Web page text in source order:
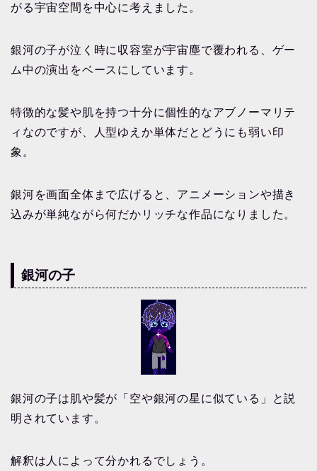
がる宇宙空間を中心に考えました。
銀河の子が泣く時に収容室が宇宙塵で覆われる、ゲー
ム中の演出をベースにしています。
特徴的な髪や肌を持つ十分に個性的なアブノーマリテ
ィなのですが、人型ゆえか単体だとどうにも弱い印
象。
銀河を画面全体まで広げると、アニメーションや描き
込みが単純ながら何だかリッチな作品になりました。
銀河の子
銀河の子は肌や髪が「空や銀河の星に似ている」と説
明されています。
解釈は人によって分かれるでしょう。